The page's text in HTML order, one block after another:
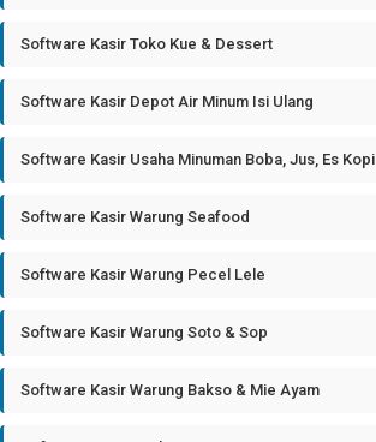
Software Kasir Toko Kue & Dessert
Software Kasir Depot Air Minum Isi Ulang
Software Kasir Usaha Minuman Boba, Jus, Es Kopi
Software Kasir Warung Seafood
Software Kasir Warung Pecel Lele
Software Kasir Warung Soto & Sop
Software Kasir Warung Bakso & Mie Ayam